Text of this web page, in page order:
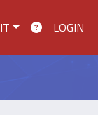
IT LOGIN